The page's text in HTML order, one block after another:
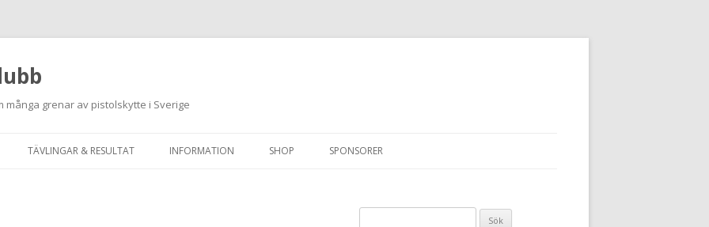
många grenar av pistolskytte i Sverige
till
TÄVLINGAR & RESULTAT INFORMATION SHOP SPONSORER